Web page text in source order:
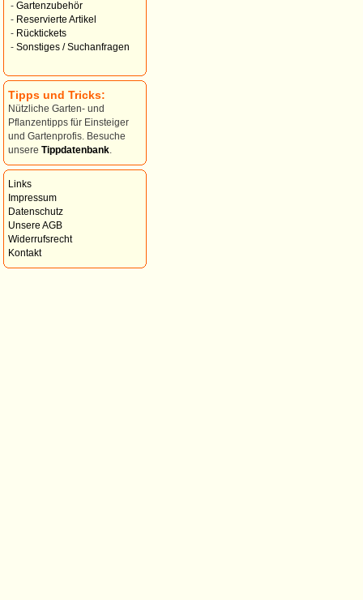
- Gartenzubehör
- Reservierte Artikel
- Rücktickets
- Sonstiges / Suchanfragen
Tipps und Tricks:
Nützliche Garten- und
Pflanzentipps für Einsteiger
und Gartenprofis. Besuche
unsere Tippdatenbank
Links
Impressum
Datenschutz
Unsere AGB
Widerrufsrecht
Kontakt